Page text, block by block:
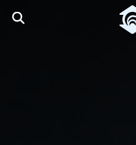
Pular para o Conteúdo principal